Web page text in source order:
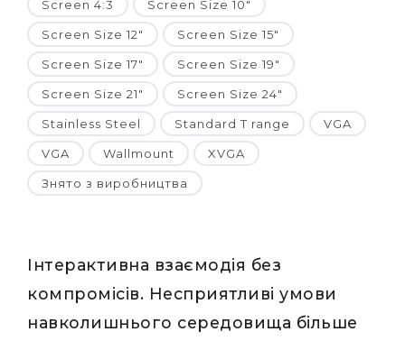
Screen 4:3 Screen Size 10"
Screen Size 12" Screen Size 15"
Screen Size 17" Screen Size 19"
Screen Size 21" Screen Size 24"
Stainless Steel Standard T range VGA
VGA Wallmount XVGA
Знято з виробництва
Інтерактивна взаємодія без
компромісів. Несприятливі умови
навколишнього середовища більше